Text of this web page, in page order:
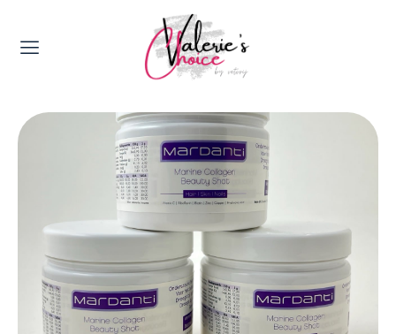
Valerie's Topics
Travel & Culture
Food & Drinks
Happyness & Opmerkelijk
Lifestyle, Sport & Duurzaamheid
Top 5 van Valerie
Health & Beauty
Huis & Tuin